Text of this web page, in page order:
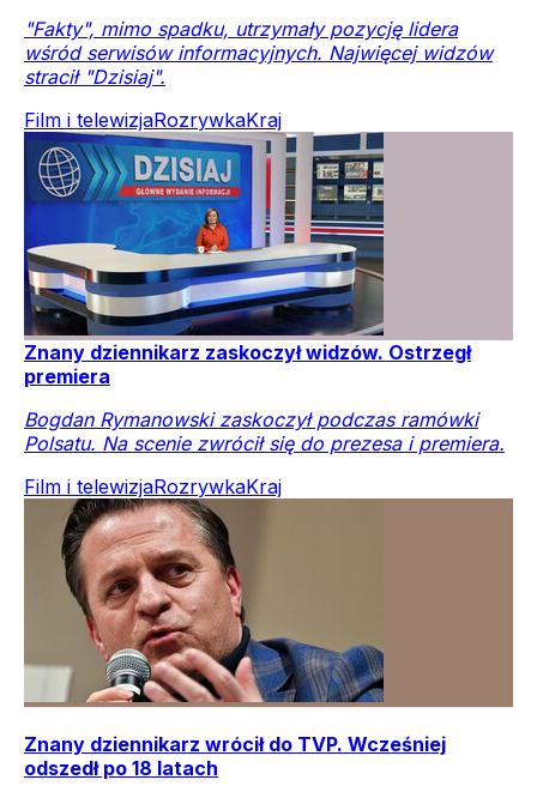
"Fakty", mimo spadku, utrzymały pozycję lidera
wśród serwisów informacyjnych. Najwięcej widzów
stracił "Dzisiaj".
Film i telewizjaRozrywkaKraj
Znany dziennikarz zaskoczył widzów. Ostrzegł
premiera
Bogdan Rymanowski zaskoczył podczas ramówki
Polsatu. Na scenie zwrócił się do prezesa i premiera.
Film i telewizjaRozrywkaKraj
Znany dziennikarz wrócił do TVP. Wcześniej
odszedł po 18 latach